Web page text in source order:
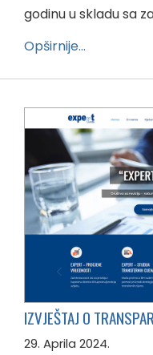
godinu u skladu sa
Opširnije…
IZVJEŠTAJ O
29. Aprila 2024.